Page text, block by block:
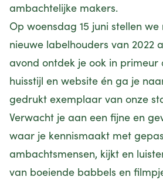
ambachtelijke makers.
Op woensdag 15 juni stellen
nieuwe labelhouders van 2022
avond ontdek je ook in primeur
huisstijl en website én ga je
gedrukt exemplaar van onze
Verwacht je aan een fijne en
waar je kennismaakt met
ambachtsmensen, kijkt en
van boeiende babbels en